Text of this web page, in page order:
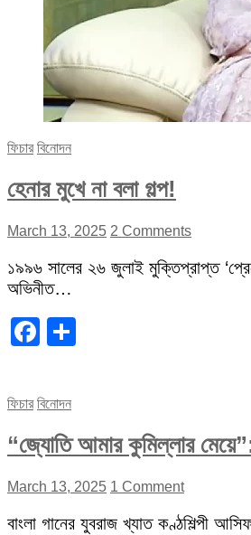
ফিচার বিনোদন
হেনার মুখে না বলা গল্প!
March 13, 2025 2 Comments
১৯৯৬ সালের ২৬ জুলাই মুক্তিপ্রাপ্ত
অভিনীত…
Facebook
ফিচার বিনোদন
“জ্যোতি আমার কুমিল্লার
March 13, 2025 1 Comment
বাংলা গানের যুবরাজ খ্যাত কণ্ঠশিল্পী